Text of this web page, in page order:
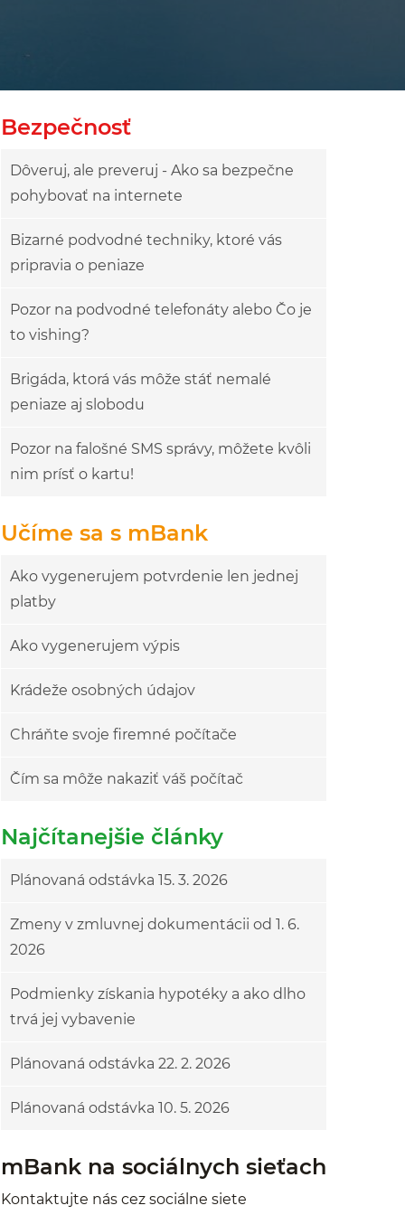
Bezpečnosť
Dôveruj, ale preveruj - Ako sa bezpečne
pohybovať na internete
Bizarné podvodné techniky, ktoré vás
pripravia o peniaze
Pozor na podvodné telefonáty alebo Čo je
to vishing?
Brigáda, ktorá vás môže stáť nemalé
peniaze aj slobodu
Pozor na falošné SMS správy, môžete kvôli
nim prísť o kartu!
Učíme sa s mBank
Ako vygenerujem potvrdenie len jednej
platby
Ako vygenerujem výpis
Krádeže osobných údajov
Chráňte svoje firemné počítače
Čím sa môže nakaziť váš počítač
Najčítanejšie články
Plánovaná odstávka 15. 3. 2026
Zmeny v zmluvnej dokumentácii od 1. 6.
2026
Podmienky získania hypotéky a ako dlho
trvá jej vybavenie
Plánovaná odstávka 22. 2. 2026
Plánovaná odstávka 10. 5. 2026
mBank na sociálnych sieťach
Kontaktujte nás cez sociálne siete